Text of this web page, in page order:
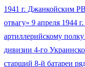
1941 г. Джанкойским
отвагу» 9 апреля
артиллерийскому
дивизии 4-го
старший 8-й батареи